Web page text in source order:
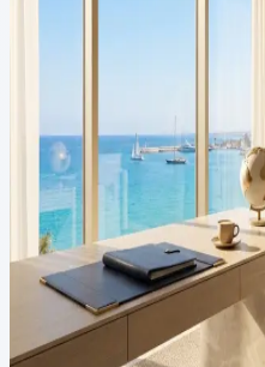
Visa de
travail à
citoyens non-
complet
Ce guide traite du processus
Chypre pour les ressortissants
: la première aborde les permis